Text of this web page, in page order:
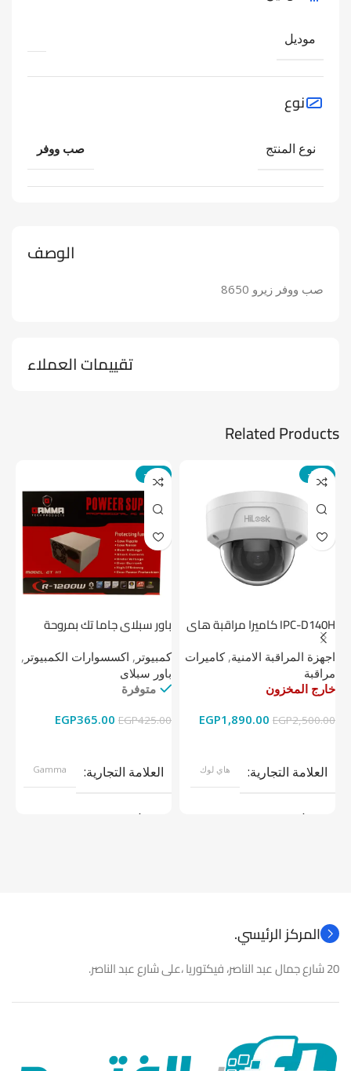
الوصف
صب ووفر زيرو 8650
موديل
نوع
نوع المنتج صب ووفر
تقييمات العملاء
Related Products
-24%
IPC-D140H كاميرا مراقبة هاى
لوك داخلية 4 ميجا
اجهزة المراقبة الامنية,كاميرات
مراقبة
خارج المخزون
EGP2,500.00
EGP1,890.00
العلامة التجارية هاي لوك
موديل
-14%
باور سبلاي جاما تك بمروحة
كمبيوتر , اكسسوارات الكمبيوتر ,
باور سبلاى
متوفرة
EGP425.00
EGP365.00
العلامة التجارية Gamma
موديل
المركز الرئيسي.
20 شارع جمال عبد الناصر، فيكتوريا ،على شارع عبد الناصر.